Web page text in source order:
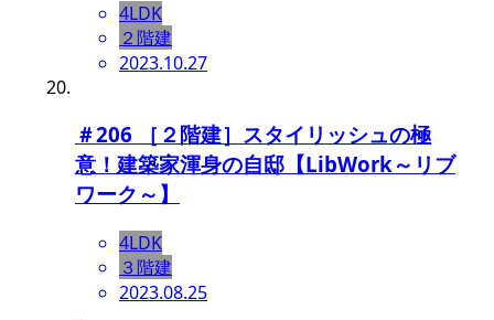
4LDK
２階建
2023.10.27
＃206 ［２階建］スタイリッシュの極
意！建築家渾身の自邸【LibWork～リブ
ワーク～】
4LDK
３階建
2023.08.25